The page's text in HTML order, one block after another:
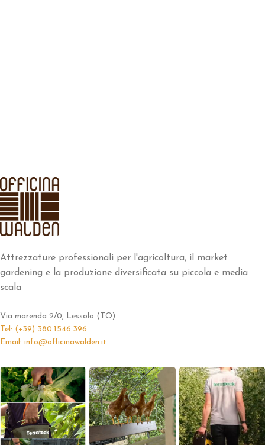
Attrezzature professionali per l'agricoltura, il market
gardening e la produzione diversificata su piccola e media
scala
Via marenda 2/0, Lessolo (TO)
Tel: (+39) 380.1546.396
Email: info@officinawalden.it